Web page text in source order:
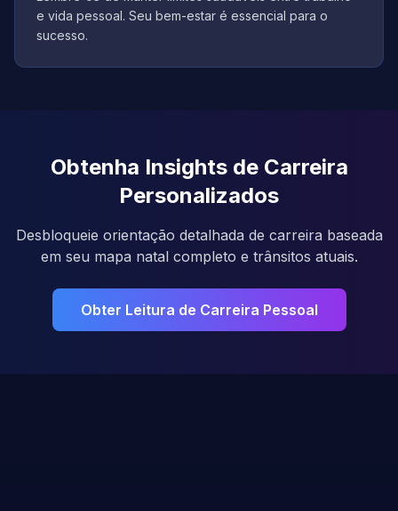
e vida pessoal. Seu bem-estar é essencial para o
sucesso.
Obtenha Insights de Carreira
Personalizados
Desbloqueie orientação detalhada de carreira baseada
em seu mapa natal completo e trânsitos atuais.
Obter Leitura de Carreira Pessoal